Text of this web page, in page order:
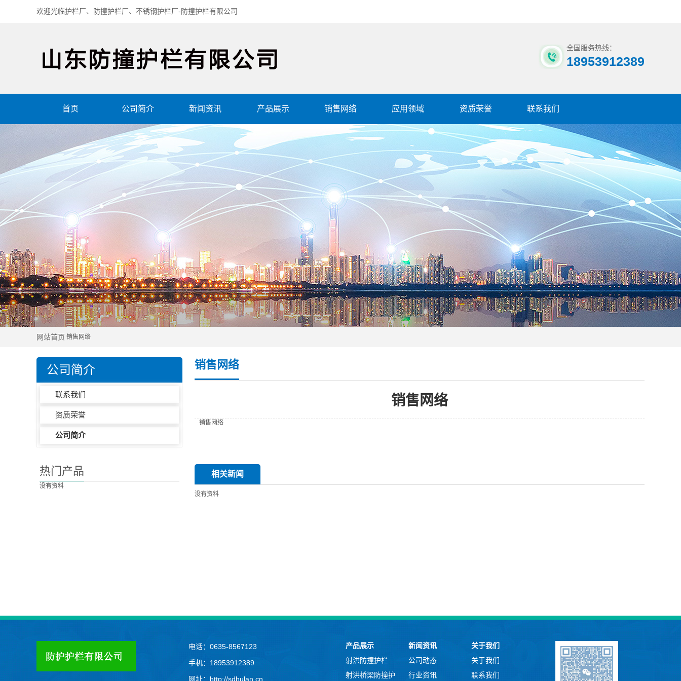
欢迎光临护栏厂、防撞护栏厂、不锈钢护栏厂-防撞护栏有限公司
全国服务热线：
18953912389
首页 公司简介 新闻资讯 产品展示 销售网络 应用领域 资质荣誉 联系我们
网站首页 销售网络
公司简介
联系我们
资质荣誉
公司简介
销售网络
销售网络
销售网络
相关新闻
没有资料
热门产品
没有资料
电话：0635-8567123
手机：18953912389
网址：http://sdhulan.cn
产品展示
射洪防撞护栏
射洪桥梁防撞护
新闻资讯
公司动态
行业资讯
关于我们
关于我们
联系我们